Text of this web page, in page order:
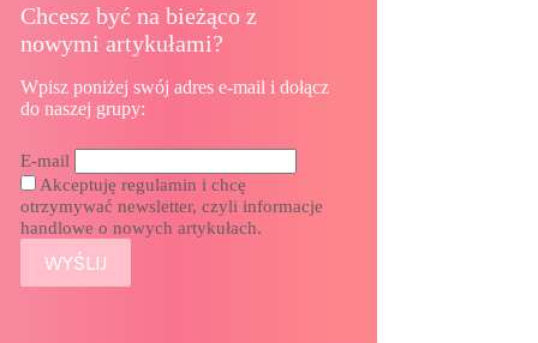
Chcesz być na bieżąco z
nowymi artykułami?
Wpisz poniżej swój adres e-mail i dołącz
do naszej grupy:
E-mail
Akceptuję regulamin i chcę
otrzymywać newsletter, czyli informacje
handlowe o nowych artykułach.